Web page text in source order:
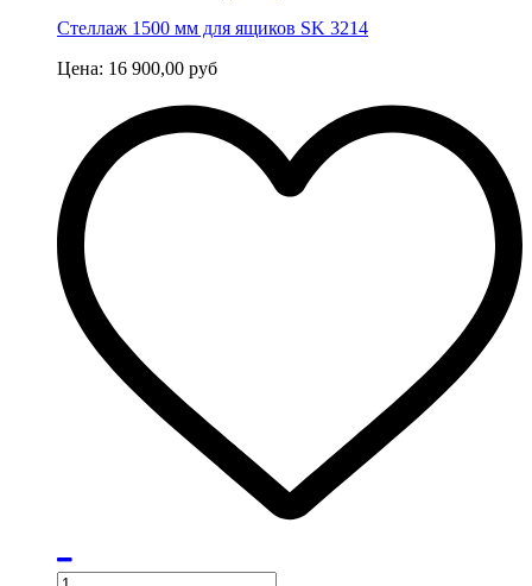
Стеллаж 1500 мм для ящиков SK 3214
Цена: 16 900,00 руб